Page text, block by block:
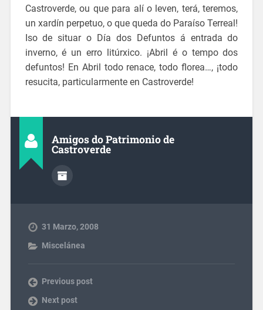
Castroverde, ou que para alí o leven, terá, teremos,
un xardín perpetuo, o que queda do Paraíso Terreal!
Iso de situar o Día dos Defuntos á entrada do
inverno, é un erro litúrxico. ¡Abril é o tempo dos
defuntos! En Abril todo renace, todo florea…, ¡todo
resucita, particularmente en Castroverde!
Amigos do Patrimonio de
Castroverde
31 Marzo, 2008
Miscelánea
Previous post
Next post